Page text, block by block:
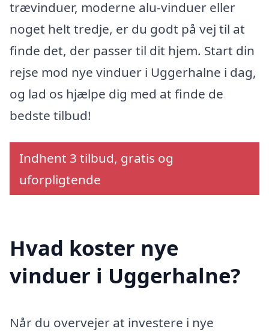
trævinduer, moderne alu-vinduer eller
noget helt tredje, er du godt på vej til at
finde det, der passer til dit hjem. Start din
rejse mod nye vinduer i Uggerhalne i dag,
og lad os hjælpe dig med at finde de
bedste tilbud!
Indhent 3 tilbud, gratis og
uforpligtende
Hvad koster nye
vinduer i Uggerhalne?
Når du overvejer at investere i nye